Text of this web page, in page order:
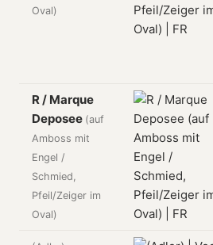
Oval)
R / Marque
Deposee (auf
Amboss mit
Engel /
Schmied,
Pfeil/Zeiger im
Oval)